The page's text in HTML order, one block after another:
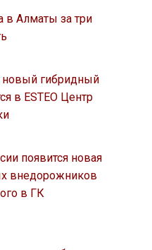
в Алматы за три
новый гибридный
в ESTEO Центр
появится новая
внедорожников
в ГК